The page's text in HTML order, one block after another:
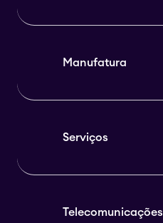
Manufatura
Serviços
Telecomunicações